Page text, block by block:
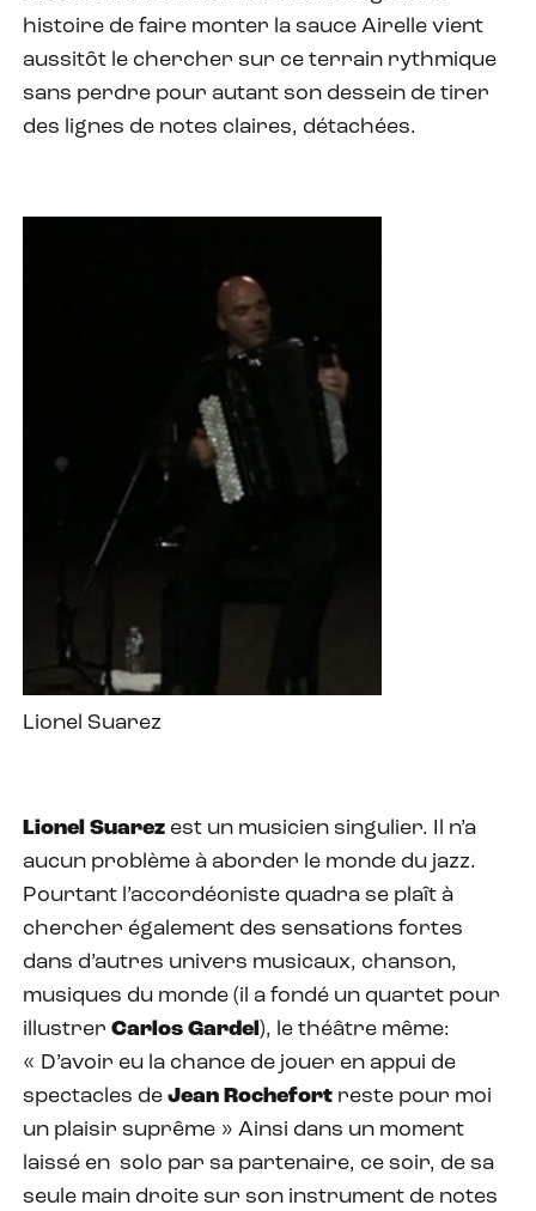
histoire de faire monter la sauce Airelle vient
aussitôt le chercher sur ce terrain rythmique
sans perdre pour autant son dessein de tirer
des lignes de notes claires, détachées.
Lionel Suarez
Lionel Suarez est un musicien singulier. Il n’a
aucun problème à aborder le monde du jazz.
Pourtant l’accordéoniste quadra se plaît à
chercher également des sensations fortes
dans d’autres univers musicaux, chanson,
musiques du monde (il a fondé un quartet pour
illustrer Carlos Gardel), le théâtre même:
« D’avoir eu la chance de jouer en appui de
spectacles de Jean Rochefort reste pour moi
un plaisir suprême » Ainsi dans un moment
laissé en solo par sa partenaire, ce soir, de sa
seule main droite sur son instrument de notes